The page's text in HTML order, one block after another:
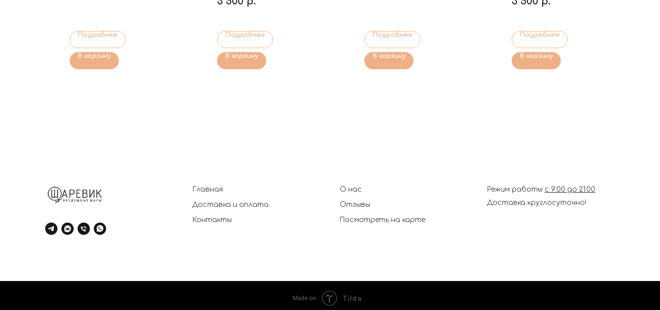
Подробнее
В корзину
Подробнее
В корзину
Подробнее
В корзину
Подробнее
В корзину
Главная
Доставка и оплата
Контакты
О нас
Отзывы
Посмотреть на карте
Режим работы с 9:00 до 21:00
Доставка круглосуточно!
Made on Tilda